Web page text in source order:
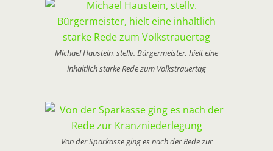
Michael Haustein, stellv. Bürgermeister, hielt eine
inhaltlich starke Rede zum Volkstrauertag
Von der Sparkasse ging es nach der Rede zur